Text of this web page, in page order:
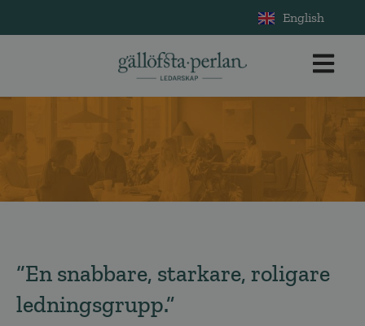
English
“En snabbare, starkare, roligare
ledningsgrupp.”